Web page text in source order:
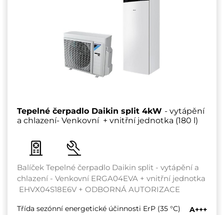
Tepelné čerpadlo Daikin split 4kW - vytápění
a chlazení- Venkovní + vnitřní jednotka (180 l)
Balíček Tepelné čerpadlo Daikin split - vytápění a
chlazení - Venkovní ERGA04EVA + vnitřní jednotka
EHVX04S18E6V + ODBORNÁ AUTORIZACE
Třída sezónní energetické účinnosti ErP (35 °C)
A+++